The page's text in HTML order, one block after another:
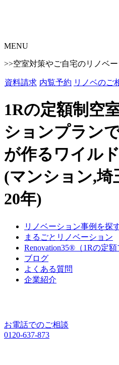
MENU
>>空室対策やご自宅のリノベ
資料請求 内覧予約 リノベのご
1Rの定額制空
ションプラン
が作るワイル
(マンション,埼
20年)
リノベーション事例を探
まるごとリノベーション
Renovation35®（1Rの定額
ブログ
よくある質問
企業紹介
お電話でのご相談
0120-637-873